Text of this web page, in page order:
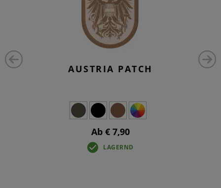
AUSTRIA PATCH
Ab € 7,90
LAGERND